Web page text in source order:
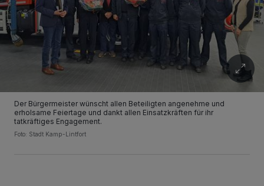
Der Bürgermeister wünscht allen Beteiligten angenehme und
erholsame Feiertage und dankt allen Einsatzkräften für ihr
tatkräftiges Engagement.
Foto: Stadt Kamp-Lintfort